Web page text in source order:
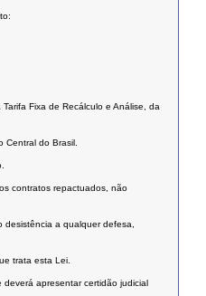
Fixa de Recálculo e Análise, da
Central do Brasil.
contratos repactuados, não
desistência a qualquer defesa,
trata esta Lei.
apresentar certidão judicial